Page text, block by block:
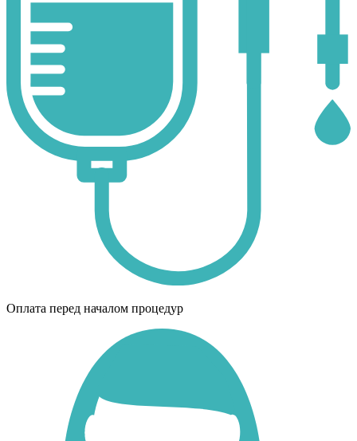
Оплата перед началом процедур